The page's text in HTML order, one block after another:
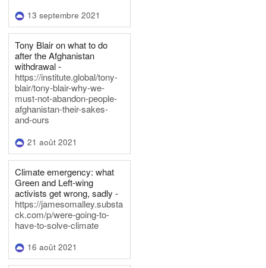
13 septembre 2021
Tony Blair on what to do
after the Afghanistan
withdrawal -
https://institute.global/tony-
blair/tony-blair-why-we-
must-not-abandon-people-
afghanistan-their-sakes-
and-ours
21 août 2021
Climate emergency: what
Green and Left-wing
activists get wrong, sadly -
https://jamesomalley.substa
ck.com/p/were-going-to-
have-to-solve-climate
16 août 2021